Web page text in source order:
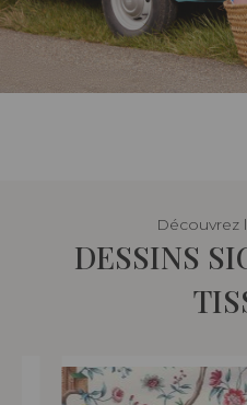
Découvrez
DESSINS